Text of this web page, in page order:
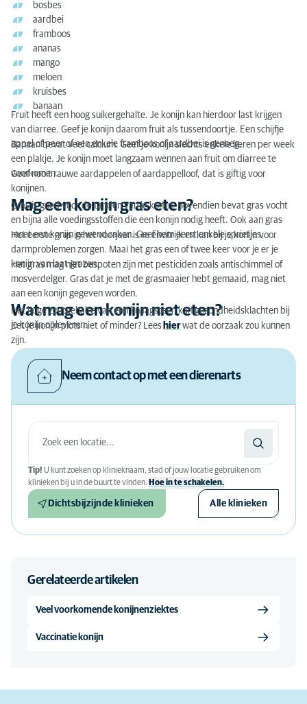
bosbes
aardbei
framboos
ananas
mango
meloen
kruisbes
banaan
Fruit heeft een hoog suikergehalte. Je konijn kan hierdoor last krijgen
van diarree. Geef je konijn daarom fruit als tussendoortje. Een schijfje
appel of peer of een enkele framboos of aardbei is genoeg.
Banaan bevat veel calcium. Geef je konijn slechts enkele keren per week
een plakje. Je konijn moet langzaam wennen aan fruit om diarree te
voorkomen.
Geef nooit rauwe aardappelen of aardappelloof, dat is giftig voor
konijnen.
Mag een konijn gras eten?
Gras is goed voor de tanden van je konijn. Bovendien bevat gras vocht
en bijna alle voedingsstoffen die een konijn nodig heeft. Ook aan gras
moet een konijn gewend raken. Geef hem eerst enkele sprietjes.
Het eerste gras in het voorjaar is te eiwitrijk en kan bij je konijn voor
darmproblemen zorgen. Maai het gras een of twee keer voor je er je
konijn van laat grazen.
Het gras mag niet bespoten zijn met pesticiden zoals antischimmel of
mosverdelger. Gras dat je met de grasmaaier hebt gemaaid, mag niet
aan een konijn gegeven worden.
Wat mag een konijn niet eten?
Het hoge zoutgehalte van een knaagsteen kan gezondheidsklachten bij
je konijn opleveren.
Eet je konijn plots niet of minder? Lees hierwat de oorzaak zou kunnen
zijn.
Neem contact op met een dierenarts
Tip! U kunt zoeken op klinieknaam, stad of jouw locatie gebruiken om
klinieken bij u in de buurt te vinden. Hoe in te schakelen.
Dichtsbijzijnde klinieken Alle klinieken
Gerelateerde artikelen
Veel voorkomende konijnenziektes
Vaccinatie konijn